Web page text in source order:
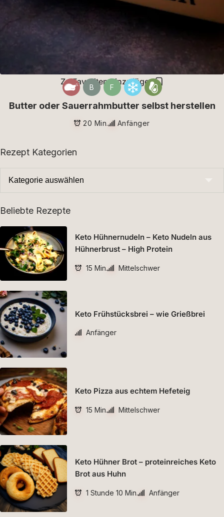
Zu Favoriten hinzufügen
B F
Butter oder Sauerrahmbutter selbst herstellen
20 Min. Anfänger
Rezept Kategorien
Beliebte Rezepte
Keto Hühnernudeln – Keto Nudeln aus
Hühnerbrust – High Protein
15 Min. Mittelschwer
Keto Frühstücksbrei – wie Grießbrei
Anfänger
Keto Pizza aus echtem Hefeteig
15 Min. Mittelschwer
Keto Hühner Brot – proteinreiches Keto
Brot aus Huhn
1 Stunde 10 Min. Anfänger